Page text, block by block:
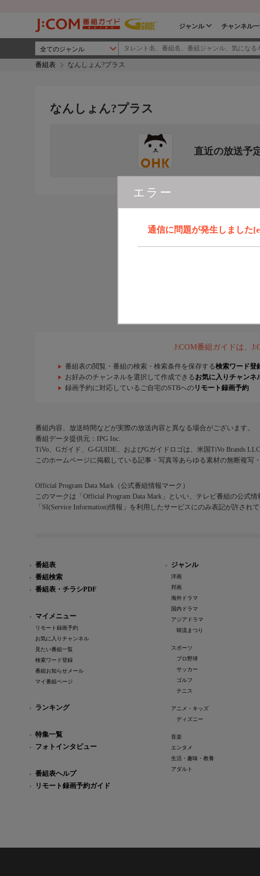
ジャンル チャンネル
番組表 なんしょん?プラス
エラー
通信に問題が発生しました
なんしょん?プラス
直近の放送予
J:COM番組ガイドは、
番組表の閲覧・番組の検索・検索条件を保存する検索ワード登
お好みのチャンネルを選択して作成できる お気に入りチャンネ
録画予約に対応しているご自宅のSTBへの リモート録画予約
番組内容、放送時間などが実際の放送内容と異なる場合がございます。
番組データ提供元：IPG Inc.
TiVo、Gガイド、G-GUIDE、およびGガイドロゴは、米国TiVo Brands
このホームページに掲載している記事・写真等あらゆる素材の無断複写
Official Program Data Mark（公式番組情報マーク）
このマークは「Official Program Data Mark」といい、テレビ番組の公式情
「SI(Service Information)情報」を利用したサービスにのみ表記が許され
番組表
番組検索
番組表・チラシPDF
マイメニュー
リモート録画予約
お気に入りチャンネル
見たい番組一覧
検索ワード登録
番組お知らせメール
マイ番組ページ
ランキング
特集一覧
フォトインタビュー
番組表ヘルプ
リモート録画予約ガイド
ジャンル
洋画
邦画
海外ドラマ
国内ドラマ
アジアドラマ
韓流まつり
スポーツ
プロ野球
サッカー
ゴルフ
テニス
アニメ・キッズ
ディズニー
音楽
エンタメ
生活・趣味・教養
アダルト